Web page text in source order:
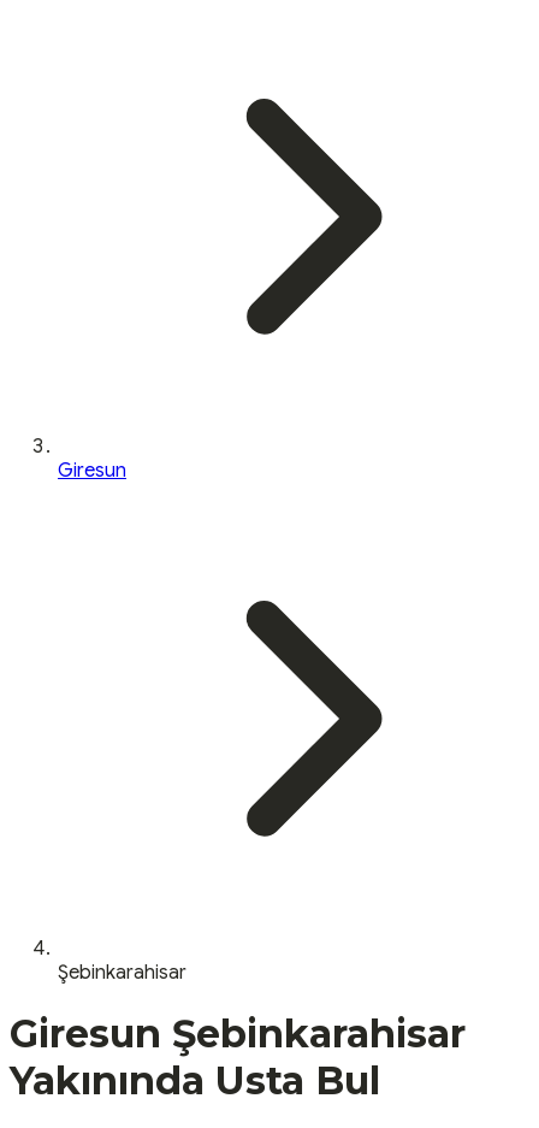
Giresun
Şebinkarahisar
Giresun Şebinkarahisar
Yakınında Usta Bul